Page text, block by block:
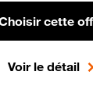
cette
Voir le détail